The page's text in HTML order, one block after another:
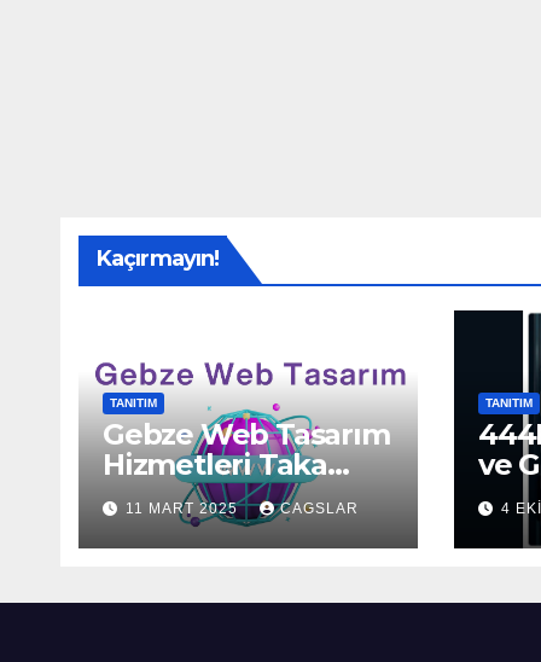
Kaçırmayın!
TANITIM
Gebze Web Tasarım
Hizmetleri Taka
Bilişim’de!
11 MART 2025 CAGSLAR
TANITIM
ve
4